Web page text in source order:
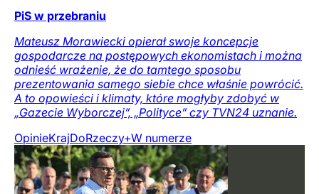
PiS w przebraniu
Mateusz Morawiecki opierał swoje koncepcje
gospodarcze na postępowych ekonomistach i można
odnieść wrażenie, że do tamtego sposobu
prezentowania samego siebie chce właśnie powrócić.
A to opowieści i klimaty, które mogłyby zdobyć w
„Gazecie Wyborczej”, „Polityce” czy TVN24 uznanie.
OpinieKrajDoRzeczy+W numerze